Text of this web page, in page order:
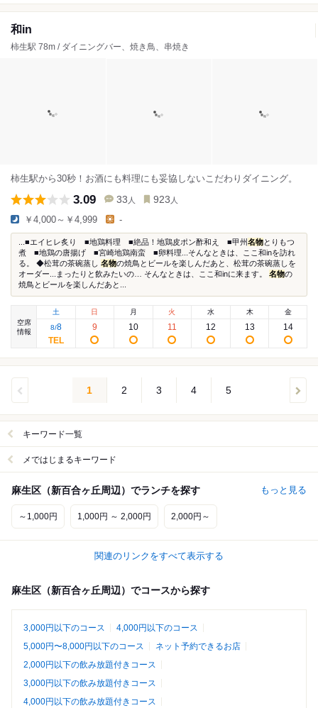
和in
柿生駅 78m / ダイニングバー、焼き鳥、串焼き
柿生駅から30秒！お酒にも料理にも妥協しないこだわりダイニング。
3.09 33 人 923 人
￥4,000～￥4,999 -
...■エイヒレ炙り ■地鶏料理 ■絶品！地鶏皮ポン酢和え ■甲州名物とりもつ
煮 ■地鶏の唐揚げ ■宮崎地鶏南蛮 ■卵料理...そんなときは、ここ和inを訪れ
る。 ◆松茸の茶碗蒸し 名物の焼鳥とビールを楽しんだあと、松茸の茶碗蒸しを
オーダー...まったりと飲みたいの… そんなときは、ここ和inに来ます。 名物の
焼鳥とビールを楽しんだあと...
空席
情報
土
8/8
日
9
月
10
火
11
水
12
木
13
金
14
1 2 3 4 5
キーワード一覧
メではじまるキーワード
麻生区（新百合ヶ丘周辺）でランチを探す もっと見る
～1,000円 1,000円 ～ 2,000円 2,000円～
関連のリンクをすべて表示する
麻生区（新百合ヶ丘周辺）でコースから探す
3,000円以下のコース
4,000円以下のコース
5,000円〜8,000円以下のコース
ネット予約できるお店
2,000円以下の飲み放題付きコース
3,000円以下の飲み放題付きコース
4,000円以下の飲み放題付きコース